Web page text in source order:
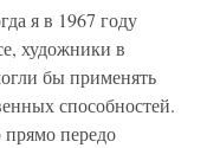
я в 1967 году
художники в
бы применять
способностей.
передо